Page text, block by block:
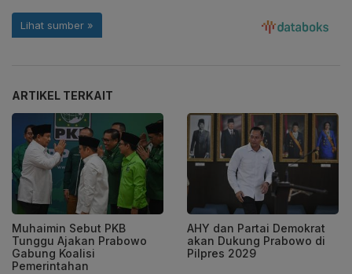
ARTIKEL TERKAIT
Muhaimin Sebut PKB
Tunggu Ajakan Prabowo
Gabung Koalisi
Pemerintahan
AHY dan Partai Demokrat
akan Dukung Prabowo di
Pilpres 2029